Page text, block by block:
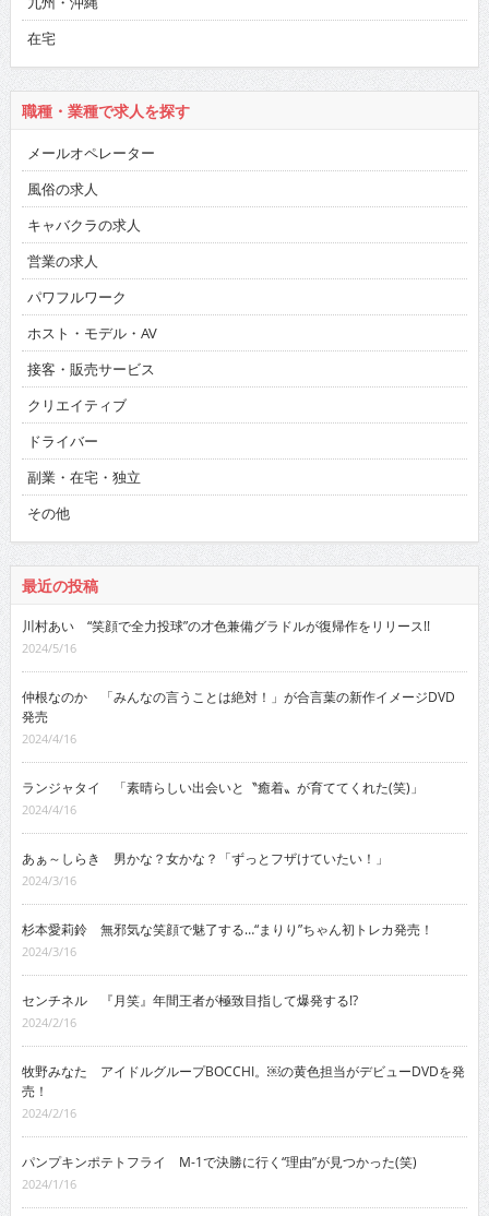
在宅
職種・業種で求人を探す
メールオペレーター
風俗の求人
キャバクラの求人
営業の求人
パワフルワーク
ホスト・モデル・AV
接客・販売サービス
クリエイティブ
ドライバー
副業・在宅・独立
その他
最近の投稿
川村あい “笑顔で全力投球”の才色兼備グラドルが復帰作をリリース!!
2024/5/16
仲根なのか 「みんなの言うことは絶対！」が合言葉の新作イメージDVD
発売
2024/4/16
ランジャタイ 「素晴らしい出会いと〝癒着〟が育ててくれた(笑)」
2024/4/16
あぁ～しらき 男かな？女かな？「ずっとフザけていたい！」
2024/3/16
杉本愛莉鈴 無邪気な笑顔で魅了する…“まりり”ちゃん初トレカ発売！
2024/3/16
センチネル 『月笑』年間王者が極致目指して爆発する!?
2024/2/16
牧野みなた アイドルグループBOCCHI。￼の黄色担当がデビューDVDを発
売！
2024/2/16
パンプキンポテトフライ M-1で決勝に行く“理由”が見つかった(笑)
2024/1/16